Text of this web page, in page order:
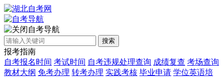
自考导航
搜索
报考指南
自考报名时间 考试时间 自考违规处理查询 成绩复查 考场查询
教材大纲 免考办理 转考办理 实践考核 毕业申请 学位英语培